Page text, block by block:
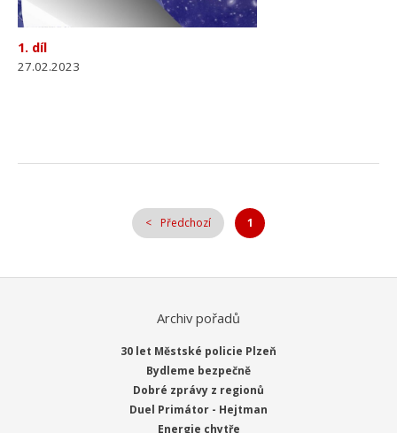
1. díl
27.02.2023
Předchozí 1
Archiv pořadů
30 let Městské policie Plzeň
Bydleme bezpečně
Dobré zprávy z regionů
Duel Primátor - Hejtman
Energie chytře